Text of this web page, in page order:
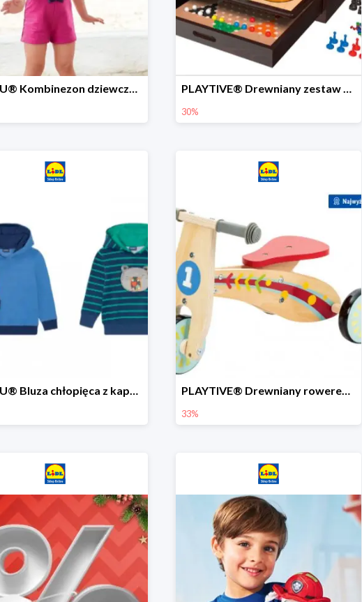
LUPILU® Kombinezon dziewczęcy z bawełny PLAYTIVE® Drewniany zestaw gier 10 w 1
30%
LUPILU® Bluza chłopięca z kapturem PLAYTIVE® Drewniany rowerek biegowy -33%
33%